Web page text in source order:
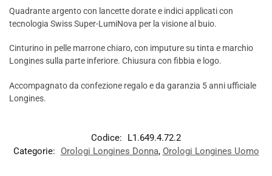
Quadrante argento con lancette dorate e indici applicati con
tecnologia Swiss Super-LumiNova per la visione al buio.
Cinturino in pelle marrone chiaro, con imputure su tinta e marchio
Longines sulla parte inferiore. Chiusura con fibbia e logo.
Accompagnato da confezione regalo e da garanzia 5 anni ufficiale
Longines.
Codice:
L1.649.4.72.2
Categorie:
Orologi Longines Donna, Orologi Longines Uomo